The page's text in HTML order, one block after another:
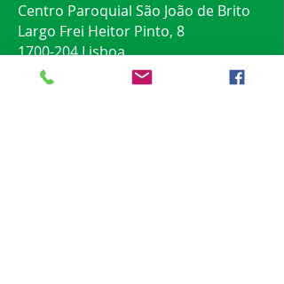
Centro Paroquial São João de Brito
Largo Frei Heitor Pinto, 8
1700-204Lisboa
T |218 405 731 (Secretaria)
[Chamada para a rede fixa nacional]